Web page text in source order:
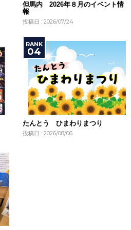
但馬内 2026年８月のイベント情
報
投稿日 : 2026/07/24
たんとう ひまわりまつり
投稿日 : 2026/08/06